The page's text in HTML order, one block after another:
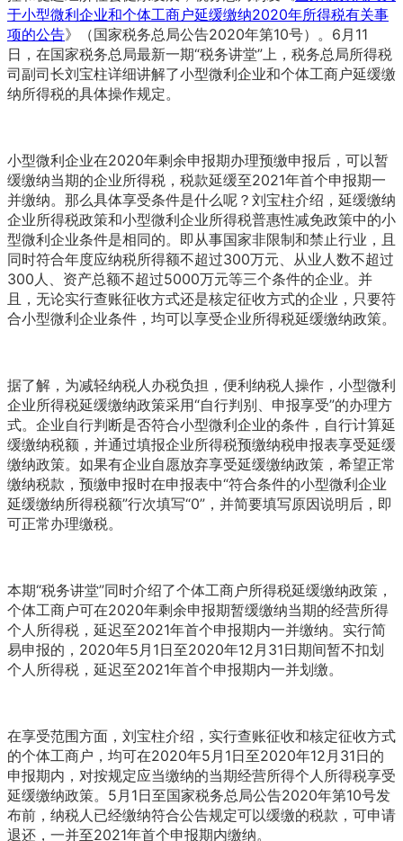
于小型微利企业和个体工商户延缓缴纳2020年所得税有关事
项的公告》（国家税务总局公告2020年第10号）。6月11
日，在国家税务总局最新一期“税务讲堂”上，税务总局所得税
司副司长刘宝柱详细讲解了小型微利企业和个体工商户延缓缴
纳所得税的具体操作规定。
小型微利企业在2020年剩余申报期办理预缴申报后，可以暂
缓缴纳当期的企业所得税，税款延缓至2021年首个申报期一
并缴纳。那么具体享受条件是什么呢？刘宝柱介绍，延缓缴纳
企业所得税政策和小型微利企业所得税普惠性减免政策中的小
型微利企业条件是相同的。即从事国家非限制和禁止行业，且
同时符合年度应纳税所得额不超过300万元、从业人数不超过
300人、资产总额不超过5000万元等三个条件的企业。并
且，无论实行查账征收方式还是核定征收方式的企业，只要符
合小型微利企业条件，均可以享受企业所得税延缓缴纳政策。
据了解，为减轻纳税人办税负担，便利纳税人操作，小型微利
企业所得税延缓缴纳政策采用“自行判别、申报享受”的办理方
式。企业自行判断是否符合小型微利企业的条件，自行计算延
缓缴纳税额，并通过填报企业所得税预缴纳税申报表享受延缓
缴纳政策。如果有企业自愿放弃享受延缓缴纳政策，希望正常
缴纳税款，预缴申报时在申报表中“符合条件的小型微利企业
延缓缴纳所得税额”行次填写“0”，并简要填写原因说明后，即
可正常办理缴税。
本期“税务讲堂”同时介绍了个体工商户所得税延缓缴纳政策，
个体工商户可在2020年剩余申报期暂缓缴纳当期的经营所得
个人所得税，延迟至2021年首个申报期内一并缴纳。实行简
易申报的，2020年5月1日至2020年12月31日期间暂不扣划
个人所得税，延迟至2021年首个申报期内一并划缴。
在享受范围方面，刘宝柱介绍，实行查账征收和核定征收方式
的个体工商户，均可在2020年5月1日至2020年12月31日的
申报期内，对按规定应当缴纳的当期经营所得个人所得税享受
延缓缴纳政策。5月1日至国家税务总局公告2020年第10号发
布前，纳税人已经缴纳符合公告规定可以缓缴的税款，可申请
退还，一并至2021年首个申报期内缴纳。